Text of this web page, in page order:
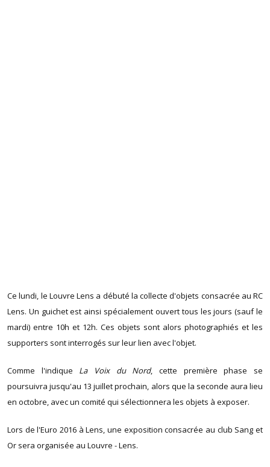
Ce lundi, le Louvre Lens a débuté la collecte d'objets consacrée au RC
Lens. Un guichet est ainsi spécialement ouvert tous les jours (sauf le
mardi) entre 10h et 12h. Ces objets sont alors photographiés et les
supporters sont interrogés sur leur lien avec l'objet.
Comme l'indique La Voix du Nord, cette première phase se
poursuivra jusqu'au 13 juillet prochain, alors que la seconde aura lieu
en octobre, avec un comité qui sélectionnera les objets à exposer.
Lors de l'Euro 2016 à Lens, une exposition consacrée au club Sang et
Or sera organisée au Louvre - Lens.